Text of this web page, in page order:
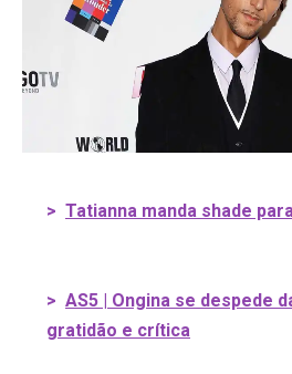
> Tatianna manda shade
> AS5 | Ongina se despede
gratidão e crítica